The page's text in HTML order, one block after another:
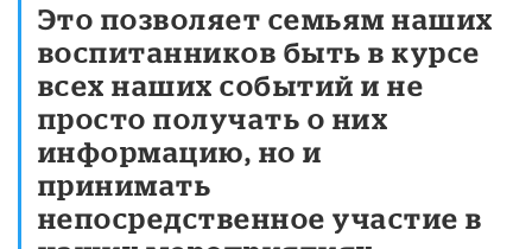
Это позволяет семьям наших
воспитанников быть в курсе
всех наших событий и не
просто получать о них
информацию, но и
принимать
непосредственное участие в